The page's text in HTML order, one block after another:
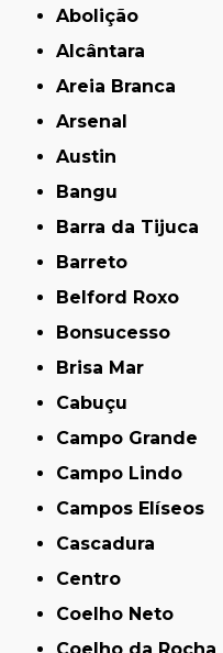
Abolição
Alcântara
Areia Branca
Arsenal
Austin
Bangu
Barra da Tijuca
Barreto
Belford Roxo
Bonsucesso
Brisa Mar
Cabuçu
Campo Grande
Campo Lindo
Campos Elíseos
Cascadura
Centro
Coelho Neto